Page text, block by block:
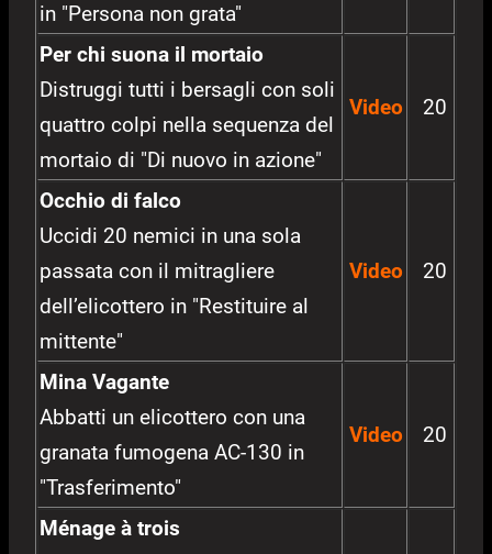
in "Persona non grata"
Per chi suona il mortaio
Distruggi tutti i bersagli con soli
quattro colpi nella sequenza del
mortaio di "Di nuovo in azione"
Video 20
Occhio di falco
Uccidi 20 nemici in una sola
passata con il mitragliere
dell’elicottero in "Restituire al
mittente"
Video 20
Mina Vagante
Abbatti un elicottero con una
granata fumogena AC-130 in
"Trasferimento"
Video 20
Ménage à trois